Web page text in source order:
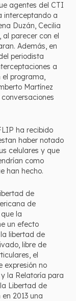
agentes del CTI
interceptando a
Duzán, Cecilia
al parecer con el
Además, en
periodista
a
el programa,
Martínez
ha recibido
haber notado
celulares y que
como
han hecho.
de
de
la
un efecto
libertad de
libre de
el
expresión no
la Relatoría para
Libertad de
2013 una